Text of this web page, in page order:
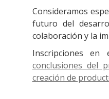
Consideramos
futuro del
colaboración y la
Inscripciones en
conclusiones del
creación de